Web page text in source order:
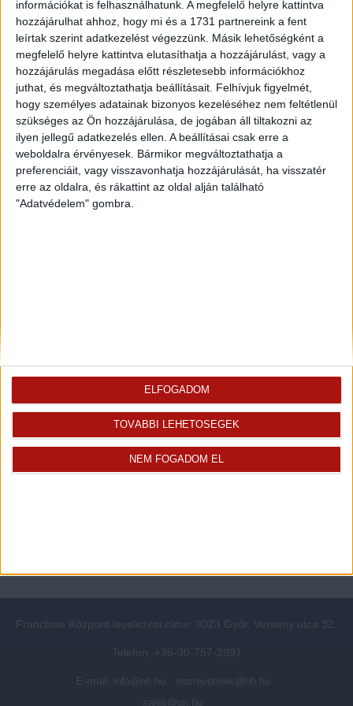
információkat is felhasználhatunk. A megfelelő helyre kattintva
hozzájárulhat ahhoz, hogy mi és a 1731 partnereink a fent
leírtak szerint adatkezelést végezzünk. Másik lehetőségként a
megfelelő helyre kattintva elutasíthatja a hozzájárulást, vagy a
hozzájárulás megadása előtt részletesebb információkhoz
juthat, és megváltoztathatja beállításait. Felhívjuk figyelmét,
hogy személyes adatainak bizonyos kezeléséhez nem feltétlenül
szükséges az Ön hozzájárulása, de jogában áll tiltakozni az
ilyen jellegű adatkezelés ellen. A beállításai csak erre a
weboldalra érvényesek. Bármikor megváltoztathatja a
preferenciáit, vagy visszavonhatja hozzájárulását, ha visszatér
erre az oldalra, és rákattint az oldal alján található
"Adatvédelem" gombra.
TOVÁBBI LEHETŐSÉGEK
NEM FOGADOM EL
ELFOGADOM
Sárvár, Eladó Társasházi lakás, Családi ház
Keszthely, Eladó Társasházi lakás
Békéscsaba, Eladó Társasházi lakás, Családi ház, Garázs,
Házrész
A központ munkatársai
Értékbecslés
Energetikai tanúsítvány
Blog
Adatvédelmi beállítások
Panaszkezelési tájékoztató
Franchise Központ levelezési címe: 9023 Győr, Verseny utca 32.
Telefon: +36-30-757-2991
E-mail: info@oh.hu
eszrevetelek@oh.hu
sales@oh.hu